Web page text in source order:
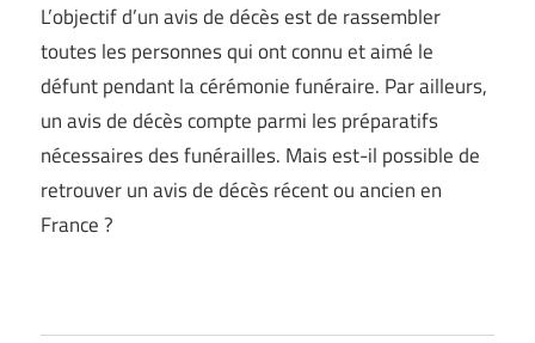
L’objectif d’un avis de décès est de rassembler
toutes les personnes qui ont connu et aimé le
défunt pendant la cérémonie funéraire. Par ailleurs,
un avis de décès compte parmi les préparatifs
nécessaires des funérailles. Mais est-il possible de
retrouver un avis de décès récent ou ancien en
France ?